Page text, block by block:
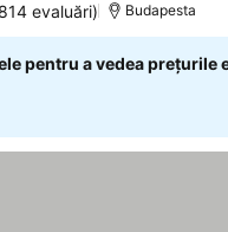
evaluări) Budapesta
pentru a vedea prețurile